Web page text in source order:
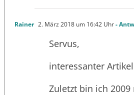
Rainer 2. März 2018 um 16:42 Uhr-
Servus,
interessanter
Zuletzt bin ich 2009